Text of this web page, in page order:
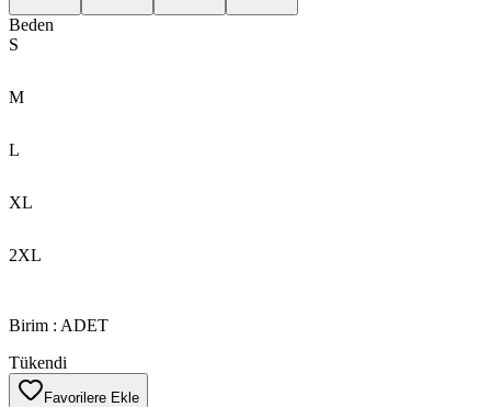
Beden
S
M
L
XL
2XL
Birim : ADET
Tükendi
Favorilere Ekle